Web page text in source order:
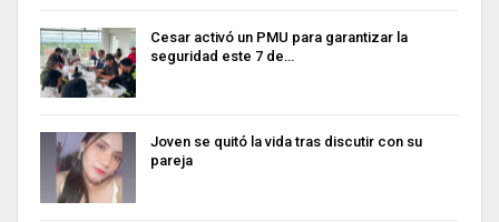
Cesar activó un PMU para garantizar la
seguridad este 7 de…
Joven se quitó la vida tras discutir con su
pareja